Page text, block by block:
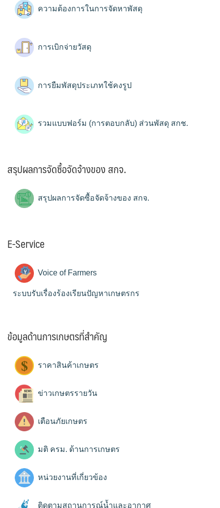
ความต้องการในการจัดหาพัสดุ
การเบิกจ่ายวัสดุ
การยืมพัสดุประเภทใช้คงรูป
รวมแบบฟอร์ม (การตอบกลับ) ส่วนพัสดุ สกช.
สรุปผลการจัดซื้อจัดจ้างของ สกจ.
สรุปผลการจัดซื้อจัดจ้างของ สกจ.
E-Service
Voice of Farmers
ระบบรับเรื่องร้องเรียนปัญหาเกษตรกร
ข้อมูลด้านการเกษตรที่สำคัญ
ราคาสินค้าเกษตร
ข่าวเกษตรรายวัน
เตือนภัยเกษตร
มติ ครม. ด้านการเกษตร
หน่วยงานที่เกี่ยวข้อง
ติดตามสถานการณ์น้ำและอากาศ